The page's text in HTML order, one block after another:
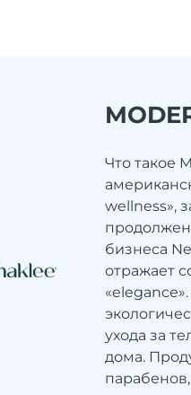
Что такое
wellness»,
бизнеса
отражает
ухода за
дома.
парабенов,